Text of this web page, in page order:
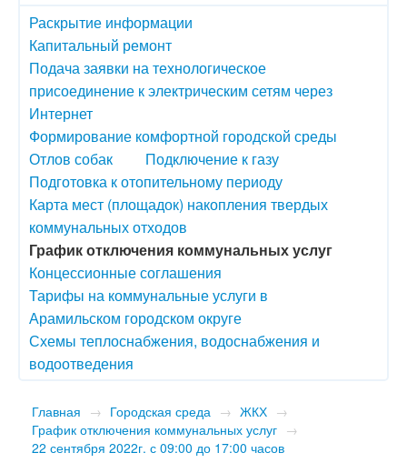
Раскрытие информации
Капитальный ремонт
Подача заявки на технологическое
присоединение к электрическим сетям через
Интернет
Формирование комфортной городской среды
Отлов собак
Подключение к газу
Подготовка к отопительному периоду
Карта мест (площадок) накопления твердых
коммунальных отходов
График отключения коммунальных услуг
Концессионные соглашения
Тарифы на коммунальные услуги в
Арамильском городском округе
Схемы теплоснабжения, водоснабжения и
водоотведения
Главная → Городская среда → ЖКХ →
График отключения коммунальных услуг →
22 сентября 2022г. с 09:00 до 17:00 часов